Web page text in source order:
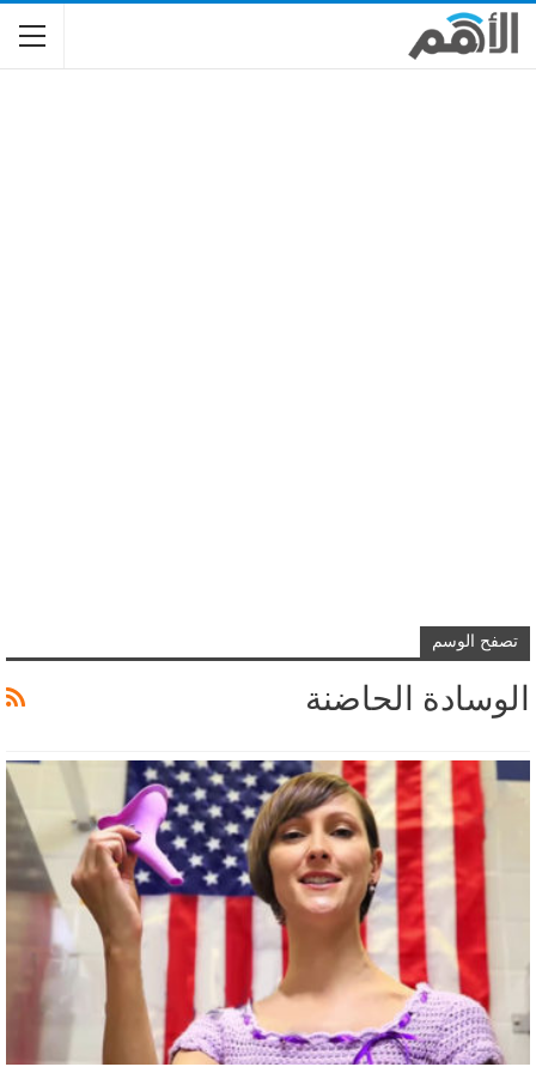
تصفح الوسم
الوسادة الحاضنة